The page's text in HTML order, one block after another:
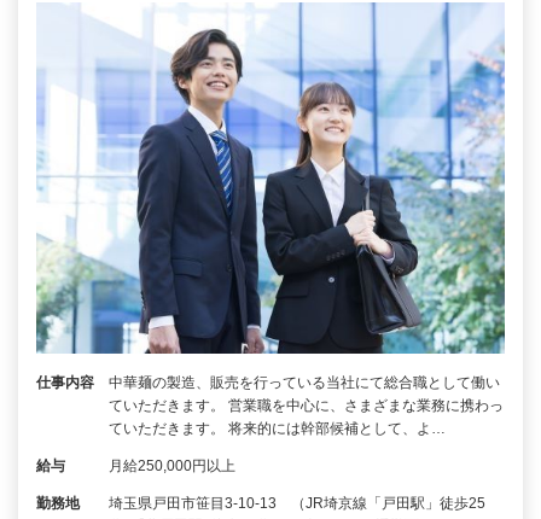
仕事内容
中華麺の製造、販売を行っている当社にて総合職として働い
ていただきます。 営業職を中心に、さまざまな業務に携わっ
ていただきます。 将来的には幹部候補として、よ…
給与 月給250,000円以上
勤務地
埼玉県戸田市笹目3-10-13 （JR埼京線「戸田駅」徒歩25